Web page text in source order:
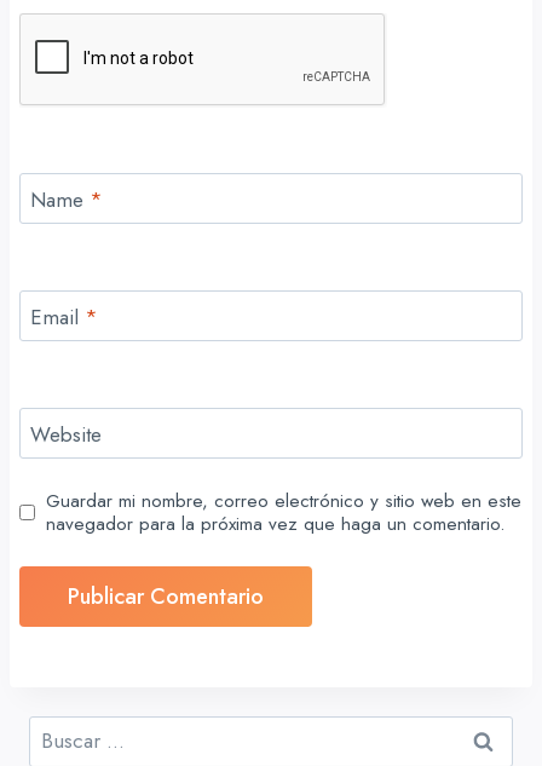
Name *
Email *
Website
Guardar mi nombre, correo electrónico y sitio web en este
navegador para la próxima vez que haga un comentario.
Buscar: